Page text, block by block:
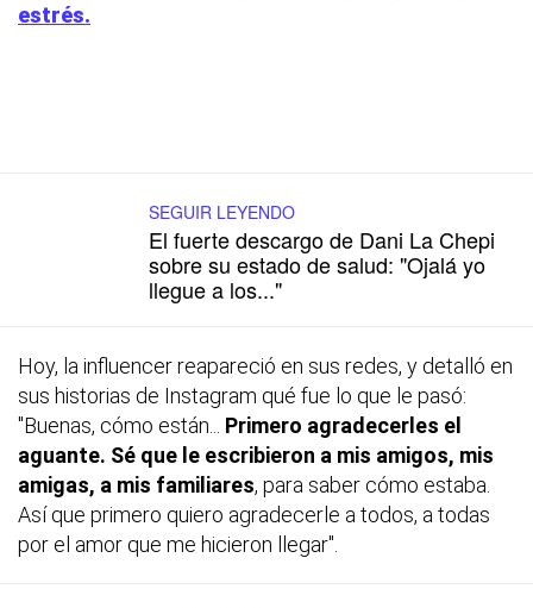
estrés.
SEGUIR LEYENDO
El fuerte descargo de Dani La Chepi
sobre su estado de salud: "Ojalá yo
llegue a los..."
Hoy, la influencer reapareció en sus redes, y detalló en
sus historias de Instagram qué fue lo que le pasó:
"Buenas, cómo están...
Primero agradecerles el
aguante. Sé que le escribieron a mis amigos, mis
amigas, a mis familiares, para saber cómo estaba.
Así que primero quiero agradecerle a todos, a todas
por el amor que me hicieron llegar".